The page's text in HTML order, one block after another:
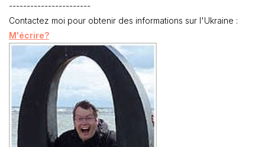
-----------------------
Contactez moi pour obtenir des informations sur l'Ukraine :
M'écrire?